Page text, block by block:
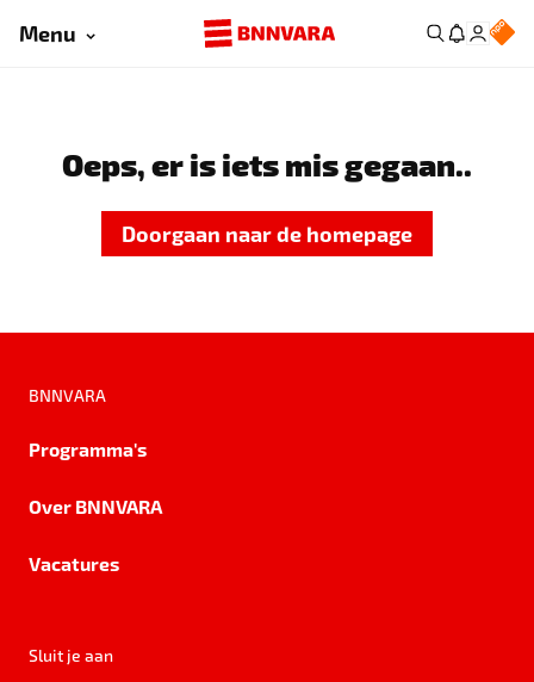
Menu
Oeps, er is iets mis gegaan..
Doorgaan naar de homepage
BNNVARA
Programma's
Over BNNVARA
Vacatures
Sluit je aan